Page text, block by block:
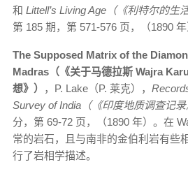
和 Littell’s Living Age（《利特尔的生
第 185 期，第 571-576 页，（1890 年
The Supposed Matrix of the
Madras（《关于马德拉斯 Wajra
想》）
，P. Lake（P. 莱克），
Survey of India（《印度地质调查记录
分，第 69-72 页，（1890 年）。在
常的岩石，且与南非的金伯利岩有些
行了岩相学描述。